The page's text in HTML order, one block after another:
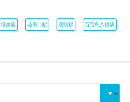
堺東駅 花田口駅 宿院駅 百舌鳥八幡駅